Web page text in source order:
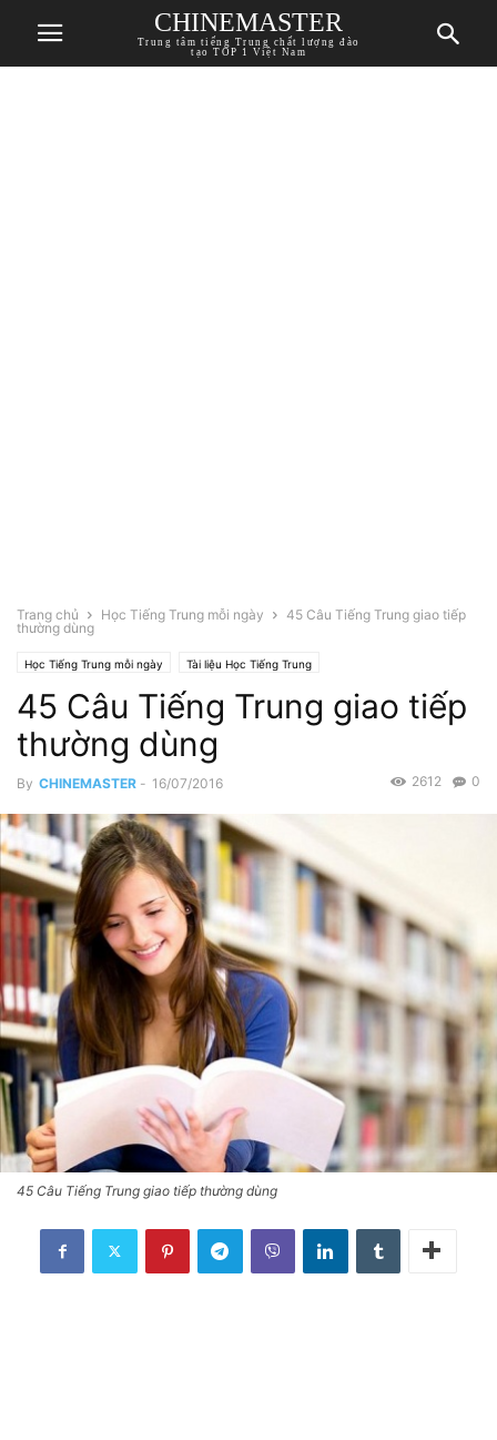
CHINEMASTER
Trung tâm tiếng Trung chất lượng đào
tạo TOP 1 Việt Nam
Trang chủ Học Tiếng Trung mỗi ngày
45 Câu Tiếng Trung giao tiếp
thường dùng
Học Tiếng Trung mỗi ngày Tài liệu Học Tiếng Trung
45 Câu Tiếng Trung giao tiếp
thường dùng
By CHINEMASTER - 16/07/2016 0
2612
45 Câu Tiếng Trung giao tiếp thường dùng